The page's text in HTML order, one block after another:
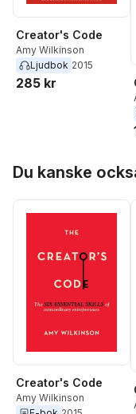
Creator's Code
Amy Wilkinson
Ljudbok 2015
285 kr
Du kanske
Creator's Code
Amy Wilkinson